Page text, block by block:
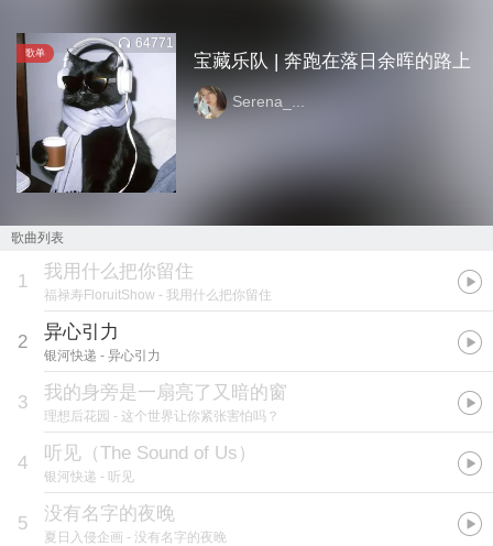
歌单
64771
宝藏乐队 | 奔跑在落日余晖的路上
Serena_...
歌曲列表
1 我用什么把你留住
福禄寿FloruitShow - 我用什么把你留住
2 异心引力
银河快递 - 异心引力
3 我的身旁是一扇亮了又暗的窗
理想后花园 - 这个世界让你紧张害怕吗？
4 听见（The Sound of Us）
银河快递 - 听见
5 没有名字的夜晚
夏日入侵企画 - 没有名字的夜晚